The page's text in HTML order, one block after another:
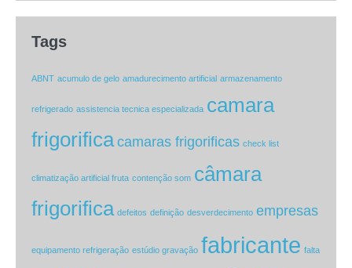
Tags
ABNT acumulo de gelo amadurecimento artificial armazenamento
refrigerado assistencia tecnica especializada camara
frigorifica camaras frigorificas check list
climatização artificial fruta contenção som câmara
frigorifica defeitos definição desverdecimento empresas
equipamento refrigeração estúdio gravação fabricante falta